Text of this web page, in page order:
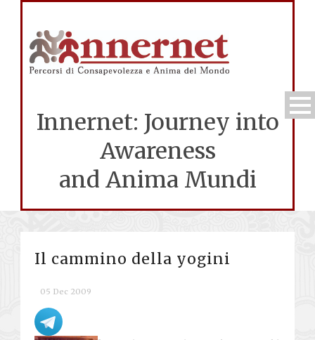
Innernet: Journey into
Awareness
and Anima Mundi
Il cammino della yogini
05 Dec 2009